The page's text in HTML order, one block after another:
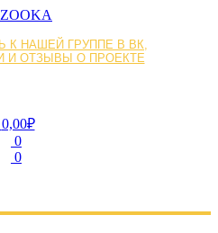
К НАШЕЙ ГРУППЕ В ВК,
И ОТЗЫВЫ О ПРОЕКТЕ
0,00₽
0
0